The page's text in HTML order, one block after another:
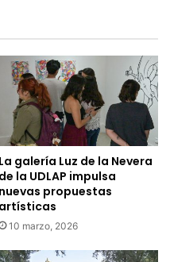
La galería Luz de la Nevera
de la UDLAP impulsa
nuevas propuestas
artísticas
10 marzo, 2026